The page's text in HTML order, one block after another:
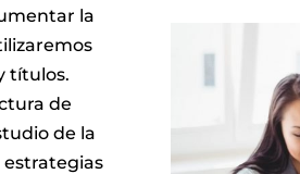
la
títulos.
de
de la